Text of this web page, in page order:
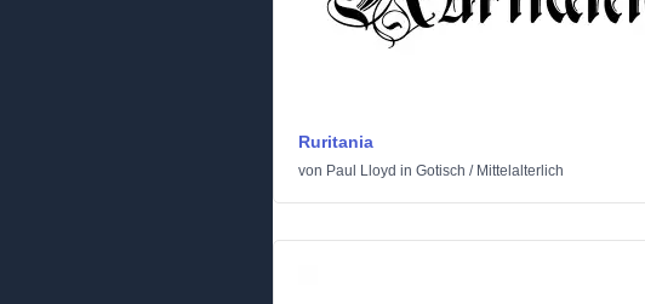
Ruritania
von Paul Lloyd in Gotisch / Mittelalterlich